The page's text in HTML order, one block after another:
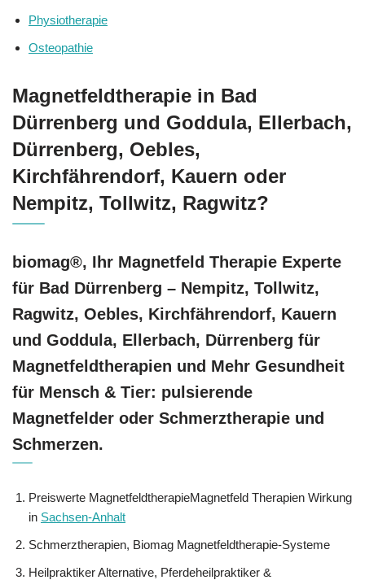
Physiotherapie
Osteopathie
Magnetfeldtherapie in Bad
Dürrenberg und Goddula, Ellerbach,
Dürrenberg, Oebles,
Kirchfährendorf, Kauern oder
Nempitz, Tollwitz, Ragwitz?
biomag®, Ihr Magnetfeld Therapie Experte
für Bad Dürrenberg – Nempitz, Tollwitz,
Ragwitz, Oebles, Kirchfährendorf, Kauern
und Goddula, Ellerbach, Dürrenberg für
Magnetfeldtherapien und Mehr Gesundheit
für Mensch & Tier: pulsierende
Magnetfelder oder Schmerztherapie und
Schmerzen.
Preiswerte MagnetfeldtherapieMagnetfeld Therapien Wirkung
in Sachsen-Anhalt
Schmerztherapien, Biomag Magnetfeldtherapie-Systeme
Heilpraktiker Alternative, Pferdeheilpraktiker &